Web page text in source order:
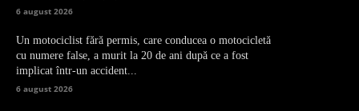
6 august 2026
Un motociclist fără permis, care conducea o motocicletă
cu numere false, a murit la 20 de ani după ce a fost
implicat într-un accident...
6 august 2026